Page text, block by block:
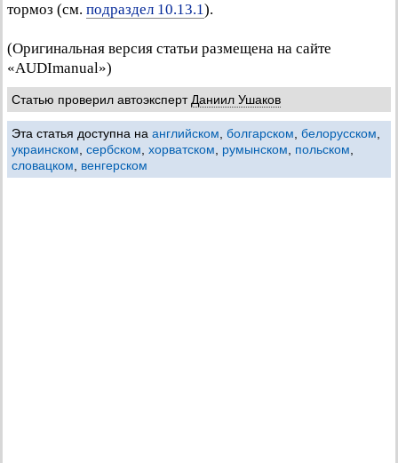
тормоз (см. подраздел 10.13.1).
(Оригинальная версия статьи размещена на сайте
«AUDImanual»)
Статью проверил автоэкспертДаниил Ушаков
Эта статья доступна на английском, болгарском, белорусском,
украинском, сербском, хорватском, румынском, польском,
словацком, венгерском